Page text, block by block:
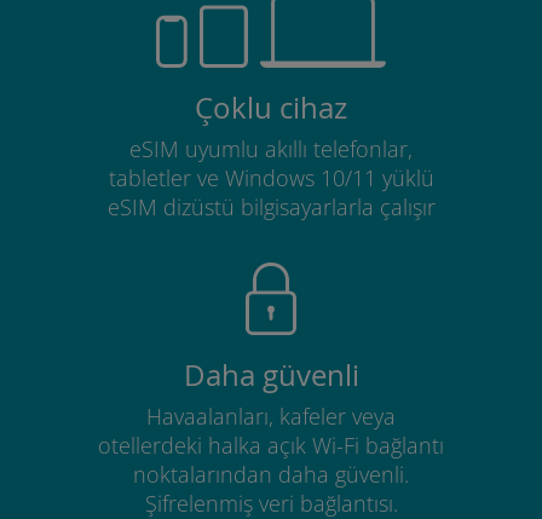
Çoklu cihaz
eSIM uyumlu akıllı telefonlar,
tabletler ve Windows 10/11 yüklü
eSIM dizüstü bilgisayarlarla çalışır
Daha güvenli
Havaalanları, kafeler veya
otellerdeki halka açık Wi-Fi bağlantı
noktalarından daha güvenli.
Şifrelenmiş veri bağlantısı.